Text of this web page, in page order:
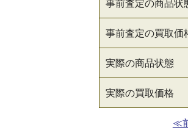
事前査定の商品状
事前査定の買取価
実際の商品状態
実際の買取価格
≪